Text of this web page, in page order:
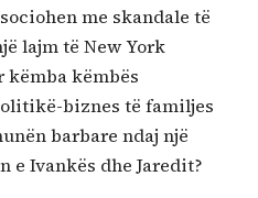
me skandale të
lajm të New York
këmba këmbës
biznes të familjes
barbare ndaj një
Ivankës dhe Jaredit?